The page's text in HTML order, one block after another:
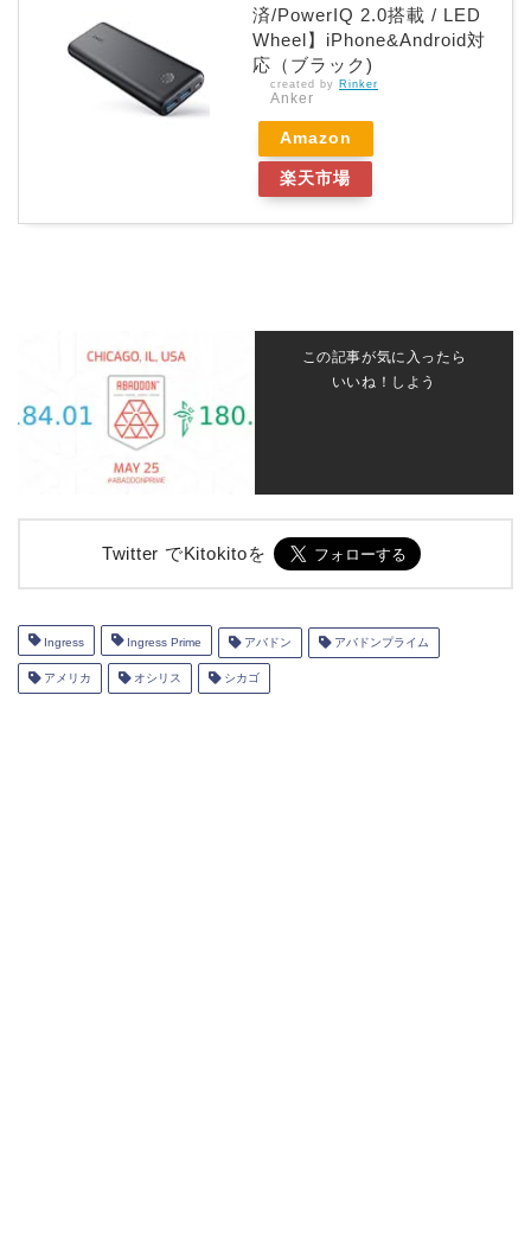
済/PowerIQ 2.0搭載 / LED
Wheel】iPhone&Android対
応（ブラック)
created by Rinker
Anker
Amazon
楽天市場
この記事が気に入ったら
いいね！しよう
Twitter でKitokitoを
Ingress Ingress Prime アバドン アバドンプライム
アメリカ オシリス シカゴ